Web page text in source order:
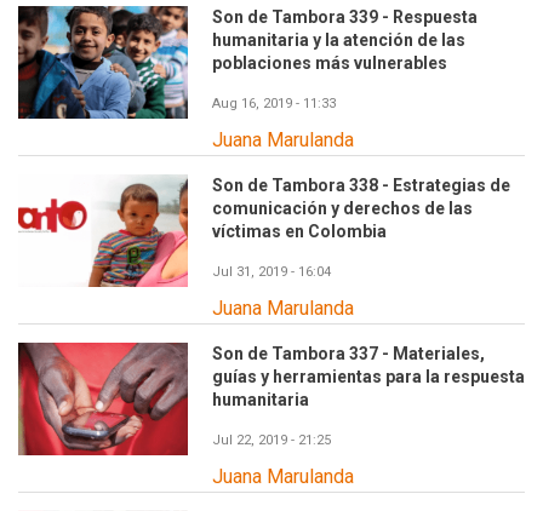
Son de Tambora 339 - Respuesta
humanitaria y la atención de las
poblaciones más vulnerables
Aug 16, 2019 - 11:33
Juana Marulanda
Son de Tambora 338 - Estrategias de
comunicación y derechos de las
víctimas en Colombia
Jul 31, 2019 - 16:04
Juana Marulanda
Son de Tambora 337 - Materiales,
guías y herramientas para la respuesta
humanitaria
Jul 22, 2019 - 21:25
Juana Marulanda